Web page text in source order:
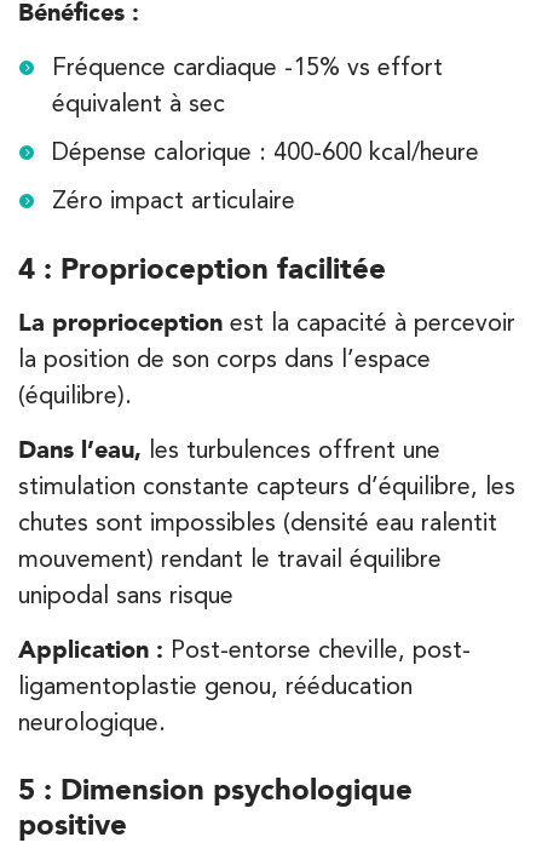
Bénéfices :
Fréquence cardiaque -15% vs effort
équivalent à sec
Dépense calorique : 400-600 kcal/heure
Zéro impact articulaire
4 : Proprioception facilitée
La proprioception est la capacité à percevoir
la position de son corps dans l’espace
(équilibre).
Dans l’eau, les turbulences offrent une
stimulation constante capteurs d’équilibre, les
chutes sont impossibles (densité eau ralentit
mouvement) rendant le travail équilibre
unipodal sans risque
Application : Post-entorse cheville, post-
ligamentoplastie genou, rééducation
neurologique.
5 : Dimension psychologique
positive